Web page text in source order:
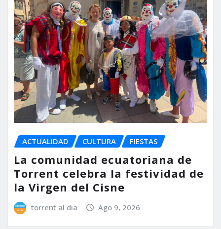
ACTUALIDAD CULTURA FIESTAS
La comunidad ecuatoriana de
Torrent celebra la festividad de
la Virgen del Cisne
torrent al dia Ago 9, 2026